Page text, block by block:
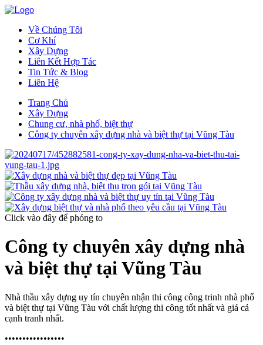
Về Chúng Tôi
Cơ Khí
Xây Dựng
Liên Kết Hợp Tác
Tin Tức & Blog
Liên Hệ
Trang Chủ
Xây Dựng
Chung cư, nhà phố, biệt thự
Công ty chuyên xây dựng nhà và biệt thự tại Vũng Tàu
Click vào đây để phóng to
Công ty chuyên xây dựng nhà
và biệt thự tại Vũng Tàu
Nhà thầu xây dựng uy tín chuyên nhận thi công công trinh nhà phố
và biệt thự tại Vũng Tàu với chất lượng thi công tốt nhất và giá cả
cạnh tranh nhất.
•••••••••••••••••